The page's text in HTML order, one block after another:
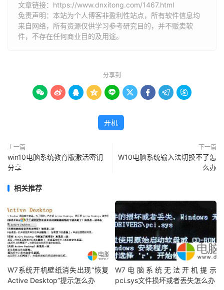
文章链接： https://www.dnxitong.com/1467.html
免责声明：本站为个人博客非盈利性站点，所有软件信息均
来自网络，所有资源仅供学习参考研究目的，并不贩卖软
件，不存在任何商业目的及用途。
分享到
        
开机
上一篇
win10电脑系统教育版激活密钥
分享
下一篇
W10电脑系统输入法切换不了怎
么办
相关推荐
W7系统开机壁纸消失出现“恢复
Active Desktop”提示怎么办
W7电脑系统无法开机提示
pci.sys文件损坏或者丢失怎么办